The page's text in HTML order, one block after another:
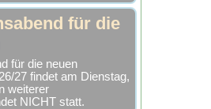
für die
für die neuen
27 findet am Dienstag,
weiterer
NICHT statt.